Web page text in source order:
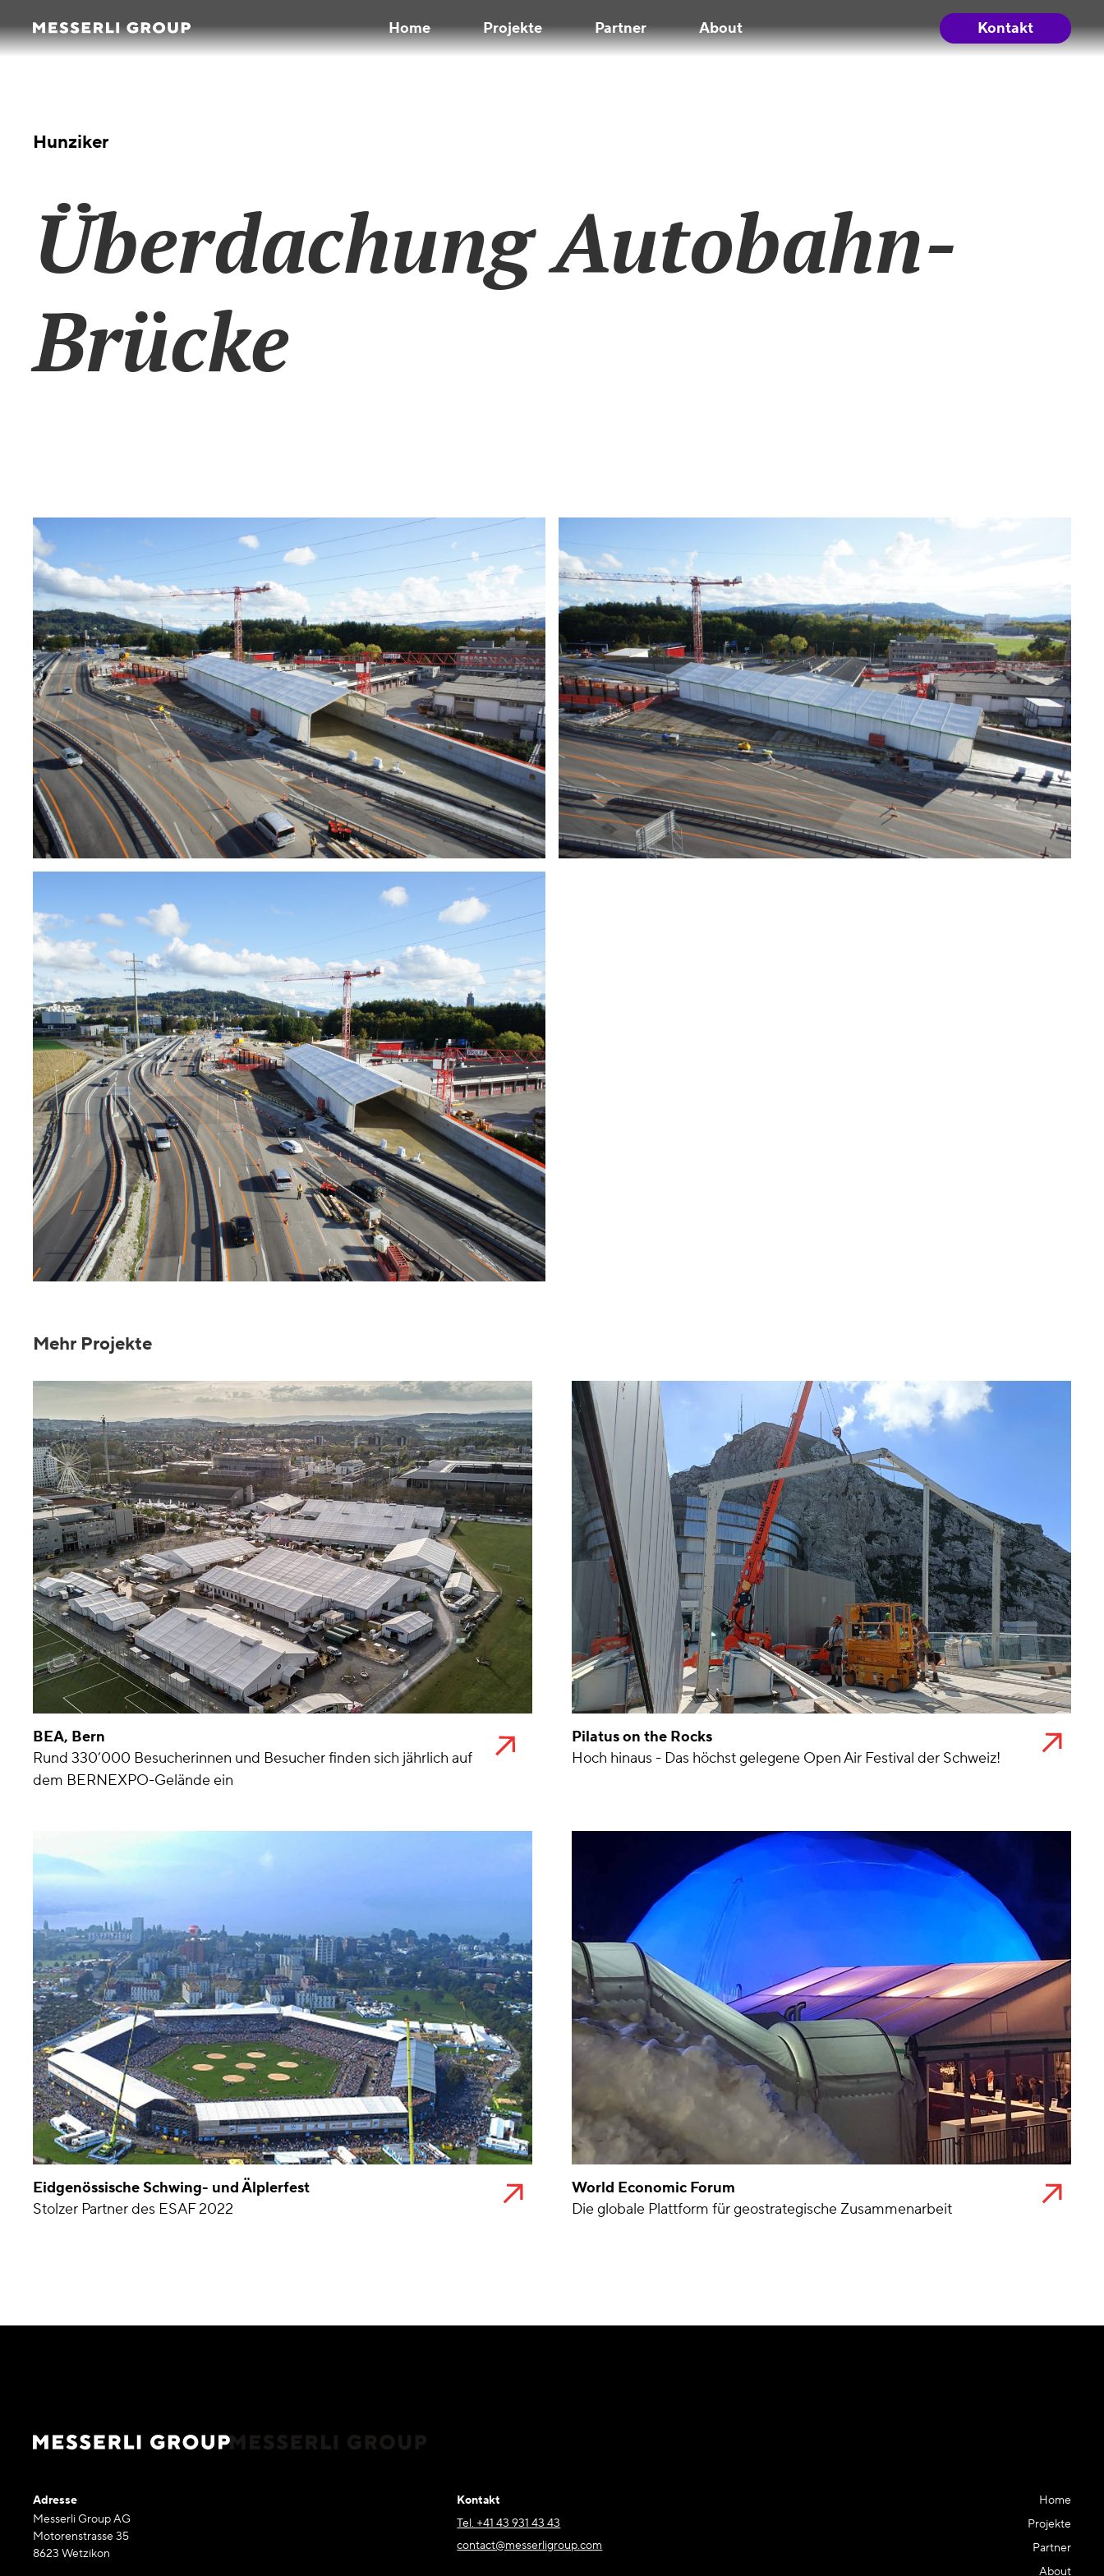
Home Projekte Partner About Kontakt
Hunziker
Überdachung Autobahn-
Brücke
Mehr Projekte
BEA, Bern
Rund 330’000 Besucherinnen und Besucher finden sich jährlich auf
dem BERNEXPO-Gelände ein
Pilatus on the Rocks
Hoch hinaus - Das höchst gelegene Open Air Festival der Schweiz!
Eidgenössische Schwing- und Älplerfest
Stolzer Partner des ESAF 2022
World Economic Forum
Die globale Plattform für geostrategische Zusammenarbeit
Adresse
Messerli Group AG
Motorenstrasse 35
8623 Wetzikon
Kontakt
Tel. +41 43 931 43 43
contact@messerligroup.com
Home
Projekte
Partner
About